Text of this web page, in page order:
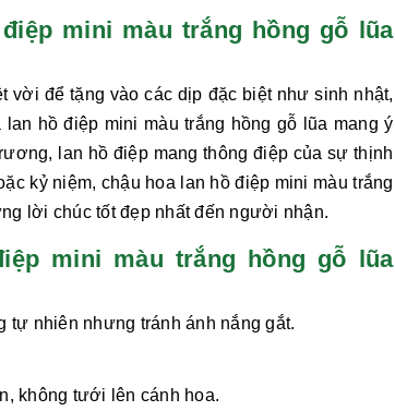
mini màu trắng hồng gỗ lũa
vời để tặng vào các dịp đặc biệt như sinh nhật,
lan hồ điệp mini màu trắng hồng gỗ lũa mang ý
lan hồ điệp mang thông điệp của sự thịnh
kỷ niệm, chậu hoa lan hồ điệp mini màu trắng
lời chúc tốt đẹp nhất đến người nhận.
mini màu trắng hồng gỗ lũa
tự nhiên nhưng tránh ánh nắng gắt.
không tưới lên cánh hoa.